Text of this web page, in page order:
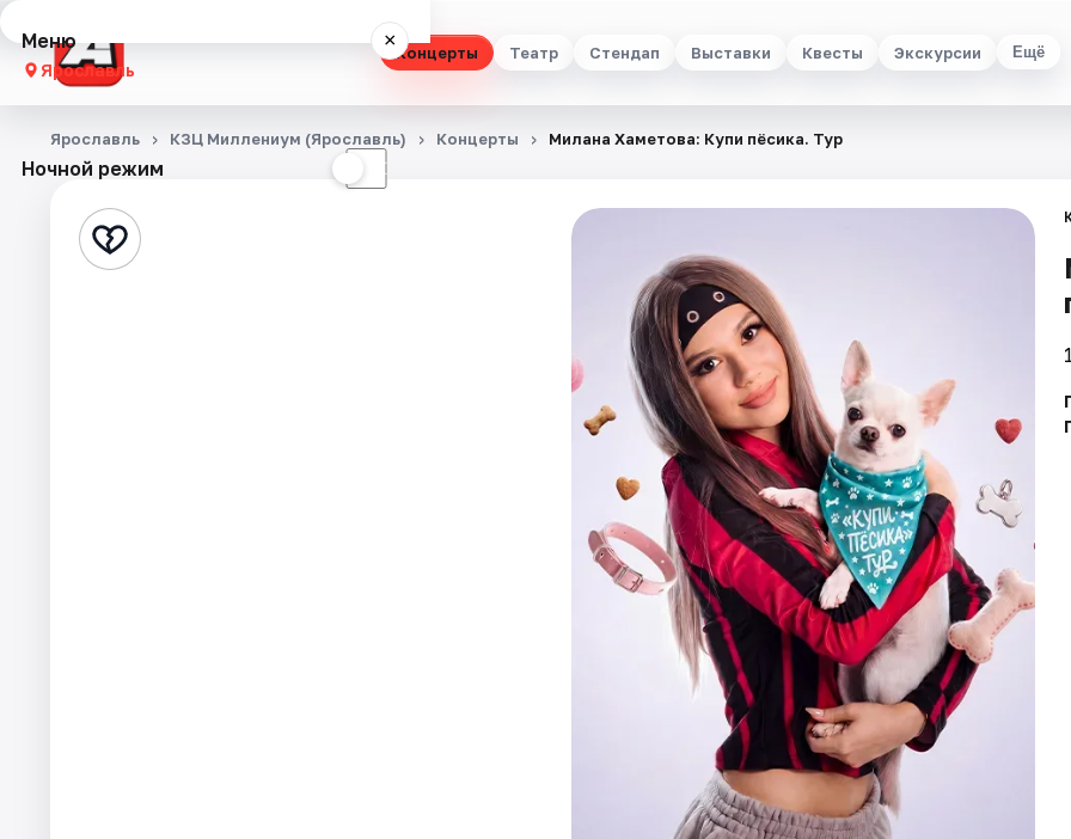
Концерты Театр Стендап Выставки Квесты Экскурсии Ещё
Меню ×
Ярославль
Концерты
Стендап
Ночной режим ☾
Ярославль КЗЦ Миллениум (Ярославль) Концерты Милана Хаметова: Купи пёсика. Тур